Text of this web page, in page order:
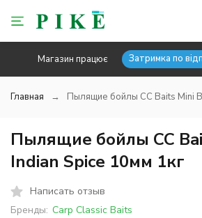
Магазин працює Затримка по
Главная Пылящие бойлы CC Baits Mini
Пылящие бойлы CC
Indian Spice 10мм 1кг
Написать отзыв
Бренды: Carp Classic Baits